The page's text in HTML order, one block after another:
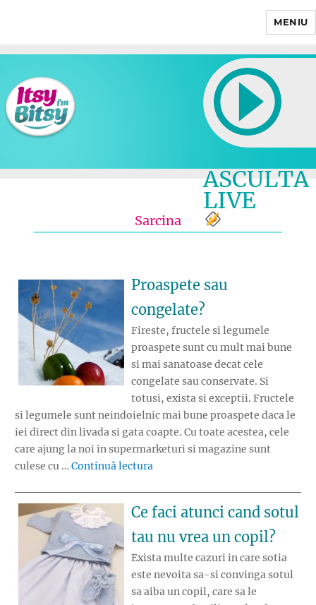
MENIU
ASCULTA
LIVE
Sarcina
Proaspete sau
congelate?
Fireste, fructele si legumele
proaspete sunt cu mult mai bune
si mai sanatoase decat cele
congelate sau conservate. Si
totusi, exista si exceptii. Fructele
si legumele sunt neindoielnic mai bune proaspete daca le
iei direct din livada si gata coapte. Cu toate acestea, cele
care ajung la noi in supermarketuri si magazine sunt
culese cu … Continuă lectura
Ce faci atunci cand sotul
tau nu vrea un copil?
Exista multe cazuri in care sotia
este nevoita sa-si convinga sotul
sa aiba un copil, care sa le